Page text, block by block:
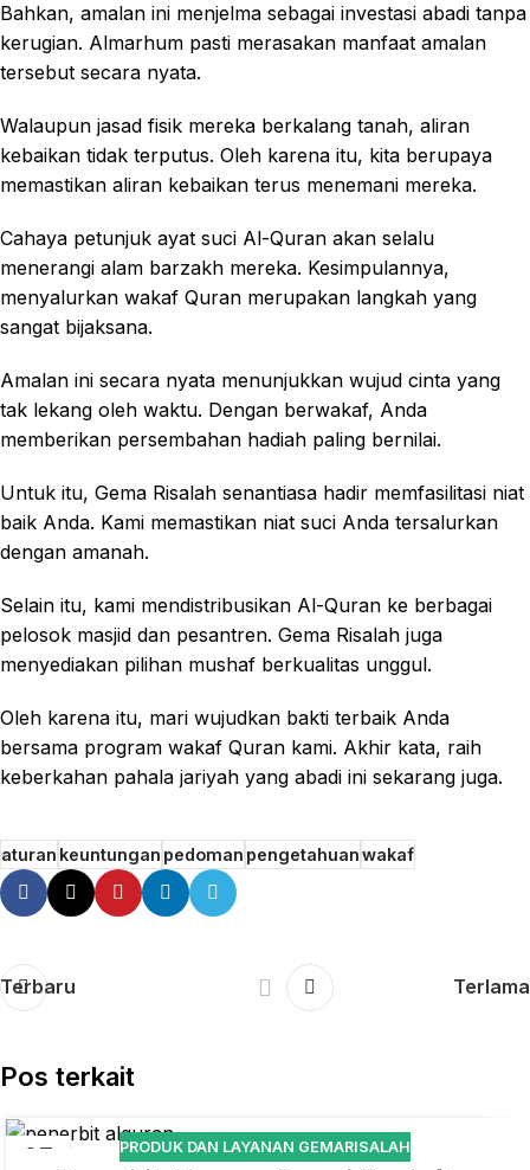
Bahkan, amalan ini menjelma sebagai investasi abadi tanpa
kerugian. Almarhum pasti merasakan manfaat amalan
tersebut secara nyata.
Walaupun jasad fisik mereka berkalang tanah, aliran
kebaikan tidak terputus. Oleh karena itu, kita berupaya
memastikan aliran kebaikan terus menemani mereka.
Cahaya petunjuk ayat suci Al-Quran akan selalu
menerangi alam barzakh mereka. Kesimpulannya,
menyalurkan wakaf Quran merupakan langkah yang
sangat bijaksana.
Amalan ini secara nyata menunjukkan wujud cinta yang
tak lekang oleh waktu. Dengan berwakaf, Anda
memberikan persembahan hadiah paling bernilai.
Untuk itu, Gema Risalah senantiasa hadir memfasilitasi niat
baik Anda. Kami memastikan niat suci Anda tersalurkan
dengan amanah.
Selain itu, kami mendistribusikan Al-Quran ke berbagai
pelosok masjid dan pesantren. Gema Risalah juga
menyediakan pilihan mushaf berkualitas unggul.
Oleh karena itu, mari wujudkan bakti terbaik Anda
bersama program wakaf Quran kami. Akhir kata, raih
keberkahan pahala jariyah yang abadi ini sekarang juga.
aturankeuntunganpedomanpengetahuanwakaf
Terbaru Terlama
Pos terkait
27 PRODUK DAN LAYANAN GEMARISALAH